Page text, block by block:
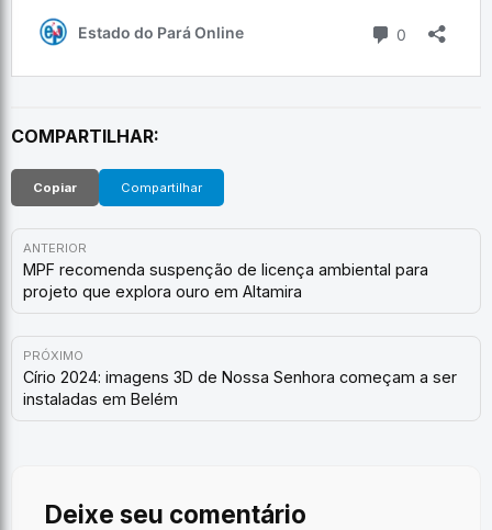
COMPARTILHAR:
Copiar Compartilhar
ANTERIOR
MPF recomenda suspenção de licença ambiental para
projeto que explora ouro em Altamira
PRÓXIMO
Círio 2024: imagens 3D de Nossa Senhora começam a ser
instaladas em Belém
Deixe seu comentário